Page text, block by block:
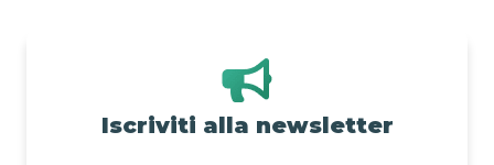
Iscriviti alla newsletter